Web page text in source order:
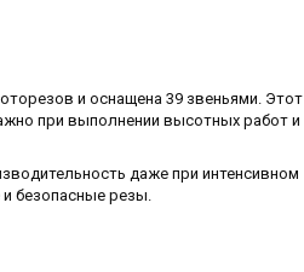
и оснащена 39 звеньями. Этот
при выполнении высотных работ и
даже при интенсивном
безопасные резы.